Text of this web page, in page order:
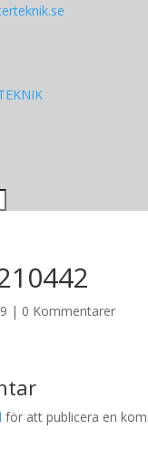
| 0 Kommentarer
för att publicera en